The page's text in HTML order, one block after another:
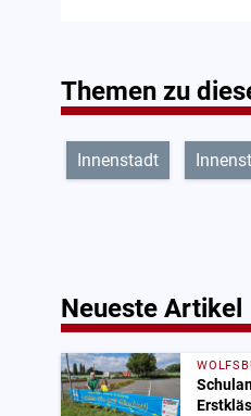
Themen zu
Innenstadt
Neueste Artikel